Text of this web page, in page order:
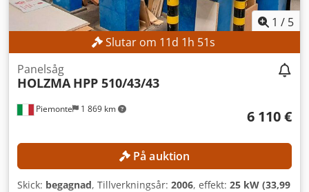
1 / 5
Slutar om 11d 1h 48s
Piemonte 1 869 km
Panelsåg
HOLZMA HPP 510/43/43
6 110 €
På auktion
Skick: begagnad, Tillverkningsår: 2006, effekt: 25 kW (33,99